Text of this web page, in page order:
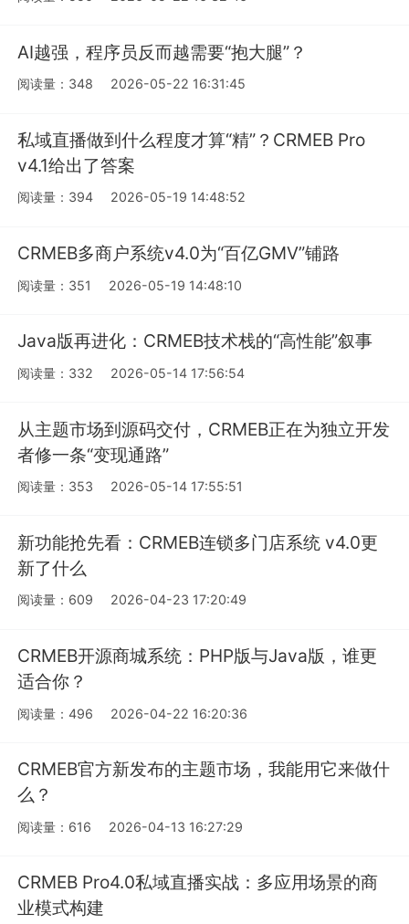
AI越强，程序员反而越需要“抱大腿”？
阅读量：348 2026-05-22 16:31:45
私域直播做到什么程度才算“精”？CRMEB Pro
v4.1给出了答案
阅读量：394 2026-05-19 14:48:52
CRMEB多商户系统v4.0为“百亿GMV”铺路
阅读量：351 2026-05-19 14:48:10
Java版再进化：CRMEB技术栈的“高性能”叙事
阅读量：332 2026-05-14 17:56:54
从主题市场到源码交付，CRMEB正在为独立开发
者修一条“变现通路”
阅读量：353 2026-05-14 17:55:51
新功能抢先看：CRMEB连锁多门店系统 v4.0更
新了什么
阅读量：609 2026-04-23 17:20:49
CRMEB开源商城系统：PHP版与Java版，谁更
适合你？
阅读量：496 2026-04-22 16:20:36
CRMEB官方新发布的主题市场，我能用它来做什
么？
阅读量：616 2026-04-13 16:27:29
CRMEB Pro4.0私域直播实战：多应用场景的商
业模式构建